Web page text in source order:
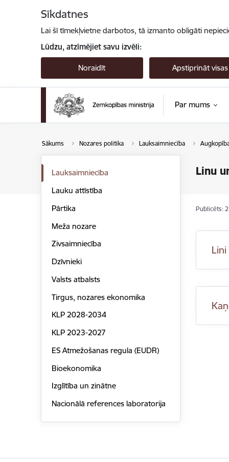
Sīkdatnes
Lai šī tīmekļvietne darbotos, tā izmanto obligāti
Lūdzu, atzīmējiet savu izvēli:
Noraidīt Apstiprināt visas
Par mums
Sākums Nozares politika Lauksaimniecība
Linu
Lauksaimniecība
Lauku attīstība
Pārtika
Meža nozare
Zivsaimniecība
Dzīvnieki
Valsts atbalsts
Tirgus, nozares ekonomika
KLP 2028-2034
KLP 2023-2027
ES Atmežošanas regula (EUDR)
Bioekonomika
Izglītība un zinātne
Nacionālā references laboratorija
Publicēts:
Lini